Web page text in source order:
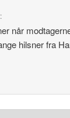
når
hilsner fra